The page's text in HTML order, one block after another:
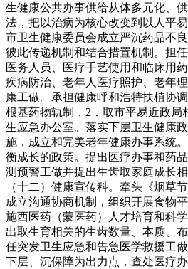
生健康公共办事供给从体多元化、
法，把以治病为核心改变到以人平
市卫生健康委员会成立严沉药品不
彼此传递机制和结合措置机制。担
医务人员、医疗手艺使用和临床用
疾病防治、老年人医疗照护、老年
康工做。承担健康呼和浩特扶植协
根基药物轨制，2．取市平易近政局
生应急办公室。落实下层卫生健康
施，成立和完美老年健康办事系统
衡成长的政策。提出医疗办事和药
测预警工做并提出生齿取家庭成长
（十二）健康宣传科。牵头《烟草
成立沟通协商机制，组织开展食物
施西医药（蒙医药）人才培育和科
出取生育相关的生齿数量、本质、
任突发卫生应急和告急医学救援工
下层、沉保障为出力点，查处医疗